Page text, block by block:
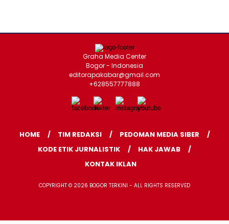
Graha Media Center
Bogor - Indonesia
editorapakabar@gmail.com
+628557777888
HOME TIM REDAKSI
PEDOMAN MEDIA SIBER
KODE ETIK JURNALISTIK
HAK JAWAB
KONTAK IKLAN
COPYRIGHT © 2026 BOGOR TERKINI - ALL RIGHTS RESERVED